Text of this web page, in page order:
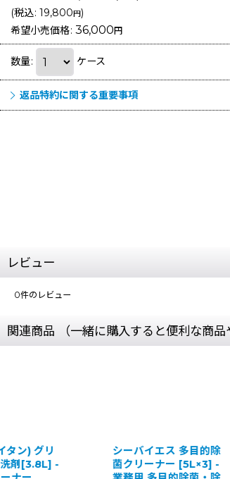
(税込: 19,800円)
希望小売価格: 36,000 円
数量: ケース
返品特約に関する重要事項
レビュー
0件のレビュー
関連商品 （一緒に購入すると便利な商品
入荷未定】横浜油脂
業(リンダ) アルファ
TITAN(タイタ
ーンバイオ洗